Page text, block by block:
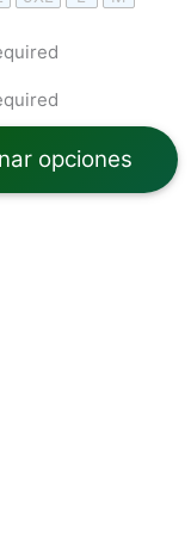
opciones